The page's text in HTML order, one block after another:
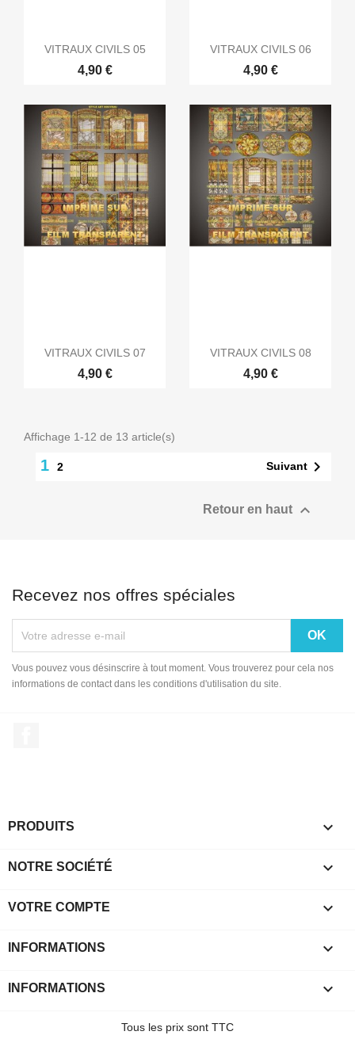
VITRAUX CIVILS 05
4,90 €
VITRAUX CIVILS 06
4,90 €
VITRAUX CIVILS 07
4,90 €
VITRAUX CIVILS 08
4,90 €
Affichage 1-12 de 13 article(s)
1 2 Suivant 
Retour en haut 
Recevez nos offres spéciales
Vous pouvez vous désinscrire à tout moment. Vous trouverez pour cela nos
informations de contact dans les conditions d'utilisation du site.
PRODUITS 
NOTRE SOCIÉTÉ 
VOTRE COMPTE 
INFORMATIONS keyboard_arrow_down
INFORMATIONS 
Tous les prix sont TTC